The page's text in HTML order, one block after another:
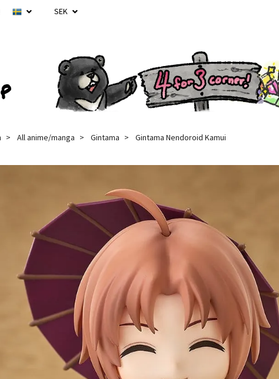
SEK
All anime/manga Gintama Gintama Nendoroid Kamui